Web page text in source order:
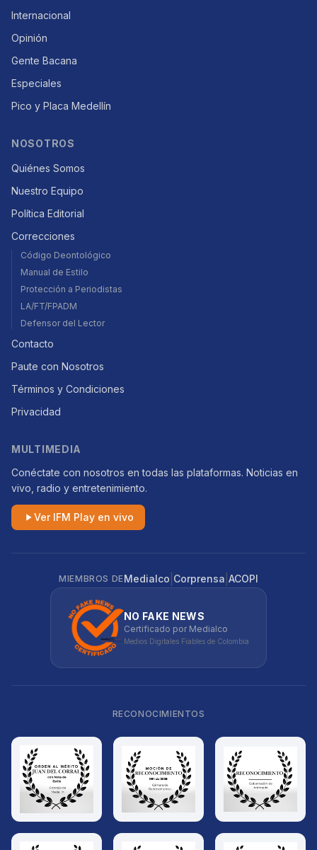
Internacional
Opinión
Gente Bacana
Especiales
Pico y Placa Medellín
NOSOTROS
Quiénes Somos
Nuestro Equipo
Política Editorial
Correcciones
Código Deontológico
Manual de Estilo
Protección a Periodistas
LA/FT/FPADM
Defensor del Lector
Contacto
Paute con Nosotros
Términos y Condiciones
Privacidad
MULTIMEDIA
Conéctate con nosotros en todas las plataformas. Noticias en
vivo, radio y entretenimiento.
Ver IFM Play en vivo
MIEMBROS DEMedialco Corprensa ACOPI
NO FAKE NEWS
Certificado por Medialco
Medios Digitales Fiables de Colombia
RECONOCIMIENTOS